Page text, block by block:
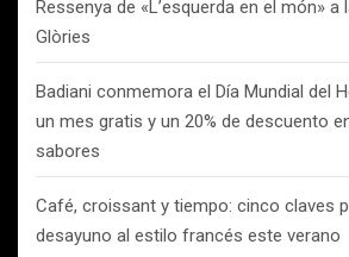
Ressenya de «L’esquerda en el món» a
Glòries
Badiani conmemora el Día Mundial del
un mes gratis y un 20% de descuento
sabores
Café, croissant y tiempo: cinco claves
desayuno al estilo francés este verano